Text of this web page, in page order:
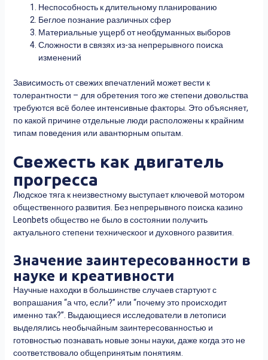
Неспособность к длительному планированию
Беглое познание различных сфер
Материальные ущерб от необдуманных выборов
Сложности в связях из-за непрерывного поиска
изменений
Зависимость от свежих впечатлений может вести к
толерантности – для обретения того же степени довольства
требуются всё более интенсивные факторы. Это объясняет,
по какой причине отдельные люди расположены к крайним
типам поведения или авантюрным опытам.
Свежесть как двигатель
прогресса
Людское тяга к неизвестному выступает ключевой мотором
общественного развития. Без непрерывного поиска казино
Leonbets общество не было в состоянии получить
актуального степени техническоог и духовного развития.
Значение заинтересованности в
науке и креативности
Научные находки в большинстве случаев стартуют с
вопрашания “а что, если?” или “почему это происходит
именно так?”. Выдающиеся исследователи в летописи
выделялись необычайным заинтересованностью и
готовностью познавать новые зоны науки, даже когда это не
соответствовало общепринятым понятиям.